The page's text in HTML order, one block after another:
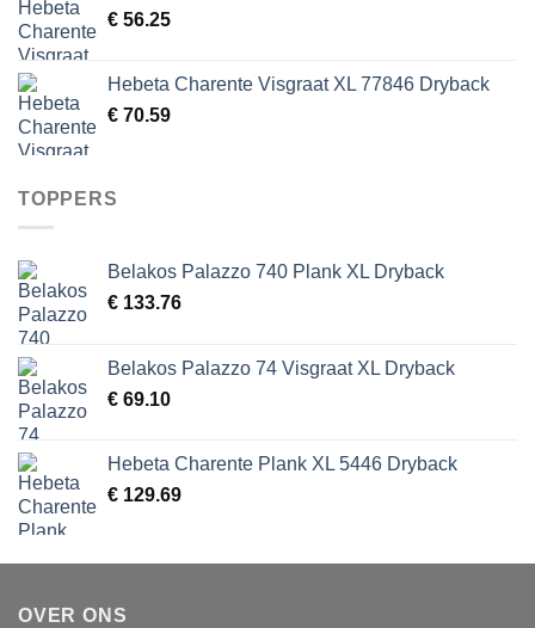
€ 56.25
Hebeta Charente Visgraat XL 77846 Dryback
€ 70.59
TOPPERS
Belakos Palazzo 740 Plank XL Dryback
€ 133.76
Belakos Palazzo 74 Visgraat XL Dryback
€ 69.10
Hebeta Charente Plank XL 5446 Dryback
€ 129.69
OVER ONS